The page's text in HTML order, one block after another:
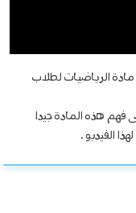
هذه المادة جيدا
الفيديو .